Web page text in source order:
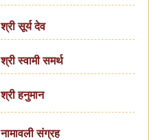
श्री सूर्य देव
श्री स्वामी समर्थ
श्री हनुमान
नामावली संग्रह